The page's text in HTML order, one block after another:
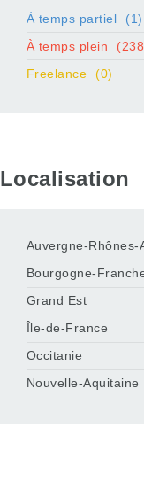
À temps partiel
(1)
À temps plein
Freelance
(0)
Localisation
Auvergne-Rhônes-
Bourgogne-
Grand Est
Île-de-France
Occitanie
Nouvelle-Aquitaine